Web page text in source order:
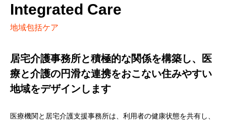
Integrated Care
地域包括ケア
居宅介護事務所と積極的な関係を構築し、医
療と介護の円滑な連携をおこない住みやすい
地域をデザインします
医療機関と居宅介護支援事務所は、利用者の健康状態を共有し、